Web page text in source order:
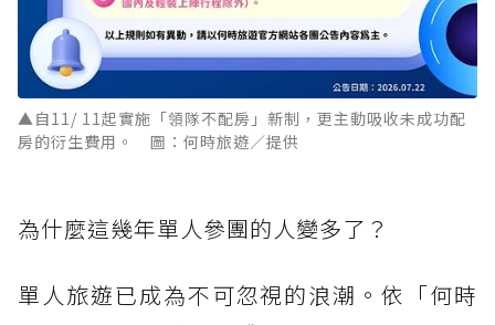
▲自11/ 11起實施「領隊不配房」新制，更主動吸收未成功配
房的衍生費用。 圖：何時旅遊／提供
為什麼這幾年單人參團的人變多了？
單人旅遊已成為不可忽視的浪潮。依「何時